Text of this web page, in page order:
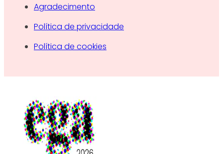
Agradecimento
Política de privacidade
Política de cookies